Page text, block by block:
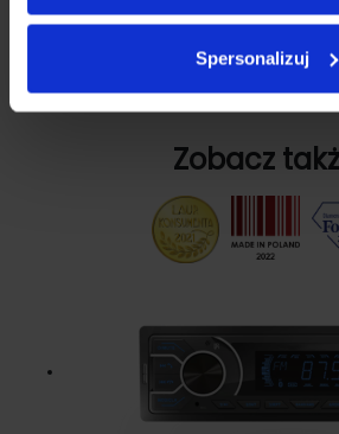
Spersonalizuj
Jeżeli mają Państwo dodatkowe pytania,
telefoniczny: 012 307 07 15 lub przez
Zobacz